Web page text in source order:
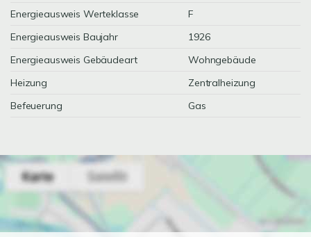
Energieausweis Werteklasse
F
Energieausweis Baujahr
1926
Energieausweis Gebäudeart
Wohngebäude
Heizung
Zentralheizung
Befeuerung
Gas